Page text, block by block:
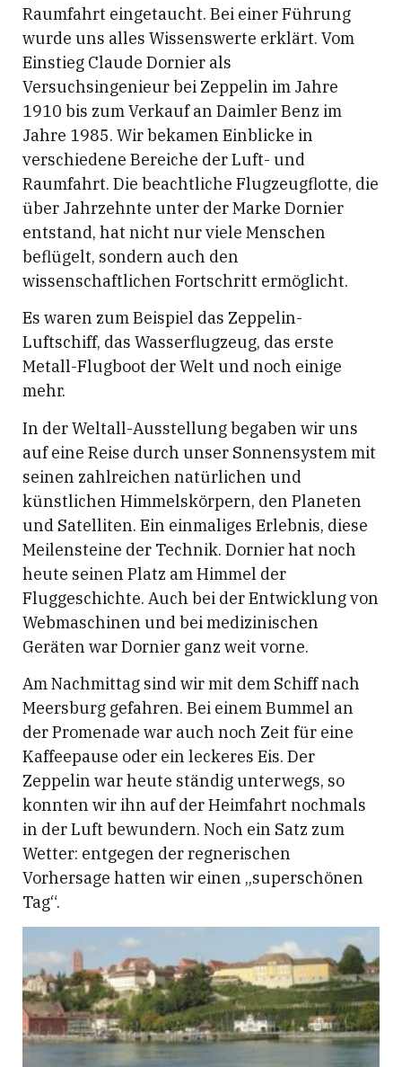
Raumfahrt eingetaucht. Bei einer Führung
wurde uns alles Wissenswerte erklärt. Vom
Einstieg Claude Dornier als
Versuchsingenieur bei Zeppelin im Jahre
1910 bis zum Verkauf an Daimler Benz im
Jahre 1985. Wir bekamen Einblicke in
verschiedene Bereiche der Luft- und
Raumfahrt. Die beachtliche Flugzeugflotte, die
über Jahrzehnte unter der Marke Dornier
entstand, hat nicht nur viele Menschen
beflügelt, sondern auch den
wissenschaftlichen Fortschritt ermöglicht.
Es waren zum Beispiel das Zeppelin-
Luftschiff, das Wasserflugzeug, das erste
Metall-Flugboot der Welt und noch einige
mehr.
In der Weltall-Ausstellung begaben wir uns
auf eine Reise durch unser Sonnensystem mit
seinen zahlreichen natürlichen und
künstlichen Himmelskörpern, den Planeten
und Satelliten. Ein einmaliges Erlebnis, diese
Meilensteine der Technik. Dornier hat noch
heute seinen Platz am Himmel der
Fluggeschichte. Auch bei der Entwicklung von
Webmaschinen und bei medizinischen
Geräten war Dornier ganz weit vorne.
Am Nachmittag sind wir mit dem Schiff nach
Meersburg gefahren. Bei einem Bummel an
der Promenade war auch noch Zeit für eine
Kaffeepause oder ein leckeres Eis. Der
Zeppelin war heute ständig unterwegs, so
konnten wir ihn auf der Heimfahrt nochmals
in der Luft bewundern. Noch ein Satz zum
Wetter: entgegen der regnerischen
Vorhersage hatten wir einen „superschönen
Tag“.